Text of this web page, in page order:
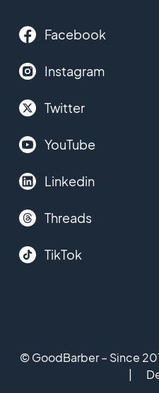
Facebook
Instagram
Twitter
YouTube
Linkedin
Threads
TikTok
© GoodBarber – Since